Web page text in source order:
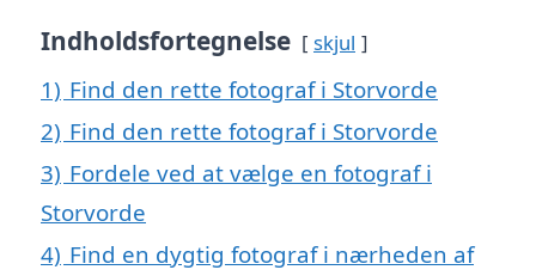
Indholdsfortegnelse skjul
1) Find den rette fotograf i Storvorde
2) Find den rette fotograf i Storvorde
3) Fordele ved at vælge en fotograf i
Storvorde
4) Find en dygtig fotograf i nærheden af